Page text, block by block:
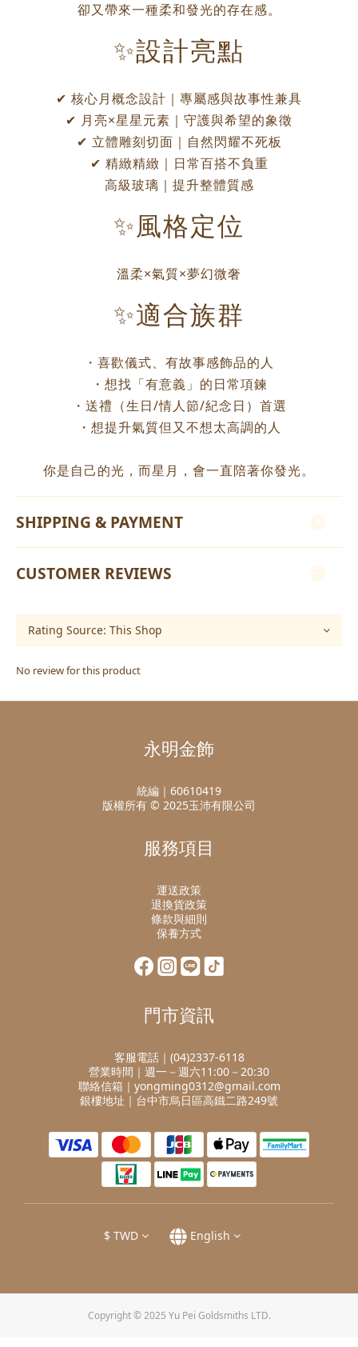
卻又帶來一種柔和發光的存在感。
✨設計亮點
✔ 核心月概念設計｜專屬感與故事性兼具
✔ 月亮×星星元素｜守護與希望的象徵
✔ 立體雕刻切面｜自然閃耀不死板
✔ 精緻精緻｜日常百搭不負重
高級玻璃｜提升整體質感
✨風格定位
溫柔×氣質×夢幻微奢
✨適合族群
・喜歡儀式、有故事感飾品的人
・想找「有意義」的日常項鍊
・送禮（生日/情人節/紀念日）首選
・想提升氣質但又不想太高調的人
你是自己的光，而星月，會一直陪著你發光。
SHIPPING & PAYMENT
CUSTOMER REVIEWS
No review for this product
永明金飾
統編｜60610419
版權所有 © 2025玉沛有限公司
服務項目
運送政策
退換貨政策
條款與細則
保養方式
門市資訊
客服電話｜(04)2337-6118
營業時間｜週一－週六11:00－20:30
聯絡信箱｜yongming0312@gmail.com
銀樓地址｜台中市烏日區高鐵二路249號
$ TWD English
Copyright © 2025 Yu Pei Goldsmiths LTD.